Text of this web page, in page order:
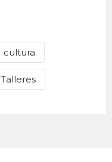
cultura
Talleres